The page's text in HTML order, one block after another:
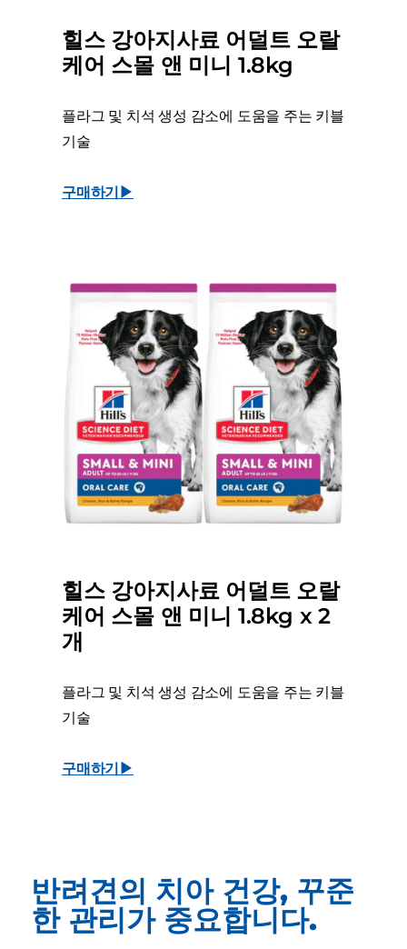
힐스 강아지사료 어덜트 오랄
케어 스몰 앤 미니 1.8kg
플라그 및 치석 생성 감소에 도움을 주는 키블
기술
구매하기▶
힐스 강아지사료 어덜트 오랄
케어 스몰 앤 미니 1.8kg x 2
개
플라그 및 치석 생성 감소에 도움을 주는 키블
기술
구매하기▶
반려견의 치아 건강, 꾸준
한 관리가 중요합니다.